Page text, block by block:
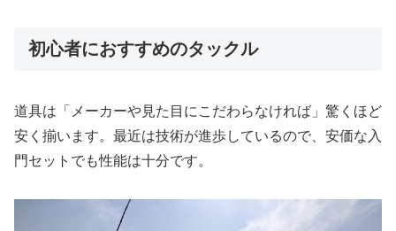
初心者におすすめのタックル
道具は「メーカーや見た目にこだわらなければ」驚くほど
安く揃います。最近は技術が進歩しているので、安価な入
門セットでも性能は十分です。